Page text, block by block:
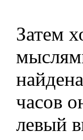
Затем
часов
левый